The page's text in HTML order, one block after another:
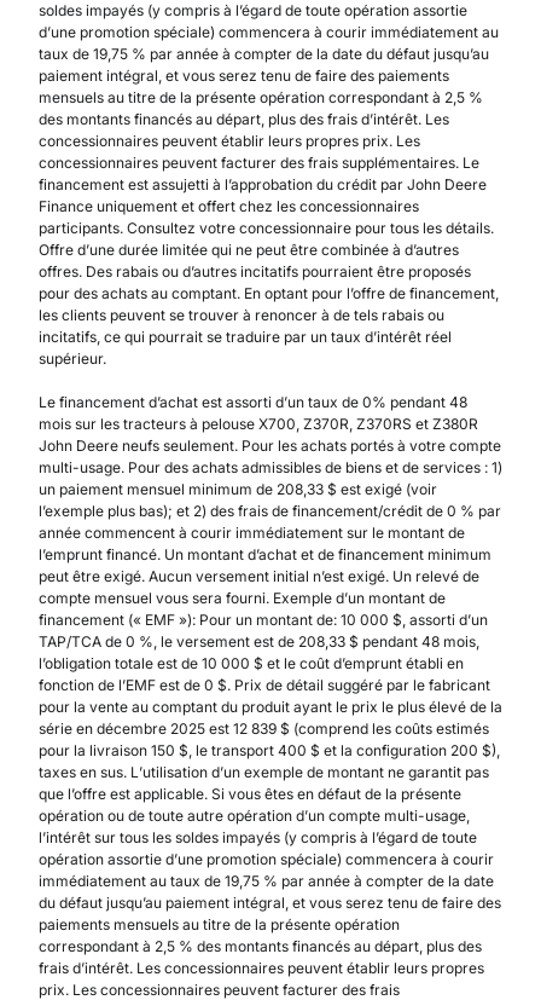
soldes impayés (y compris à l’égard de toute opération assortie
d’une promotion spéciale) commencera à courir immédiatement au
taux de 19,75 % par année à compter de la date du défaut jusqu’au
paiement intégral, et vous serez tenu de faire des paiements
mensuels au titre de la présente opération correspondant à 2,5 %
des montants financés au départ, plus des frais d’intérêt. Les
concessionnaires peuvent établir leurs propres prix. Les
concessionnaires peuvent facturer des frais supplémentaires. Le
financement est assujetti à l’approbation du crédit par John Deere
Finance uniquement et offert chez les concessionnaires
participants. Consultez votre concessionnaire pour tous les détails.
Offre d’une durée limitée qui ne peut être combinée à d’autres
offres. Des rabais ou d’autres incitatifs pourraient être proposés
pour des achats au comptant. En optant pour l’offre de financement,
les clients peuvent se trouver à renoncer à de tels rabais ou
incitatifs, ce qui pourrait se traduire par un taux d’intérêt réel
supérieur.
Le financement d’achat est assorti d’un taux de 0% pendant 48
mois sur les tracteurs à pelouse X700, Z370R, Z370RS et Z380R
John Deere neufs seulement. Pour les achats portés à votre compte
multi-usage. Pour des achats admissibles de biens et de services : 1)
un paiement mensuel minimum de 208,33 $ est exigé (voir
l’exemple plus bas); et 2) des frais de financement/crédit de 0 % par
année commencent à courir immédiatement sur le montant de
l’emprunt financé. Un montant d’achat et de financement minimum
peut être exigé. Aucun versement initial n’est exigé. Un relevé de
compte mensuel vous sera fourni. Exemple d’un montant de
financement (« EMF »): Pour un montant de: 10 000 $, assorti d’un
TAP/TCA de 0 %, le versement est de 208,33 $ pendant 48 mois,
l’obligation totale est de 10 000 $ et le coût d’emprunt établi en
fonction de l’EMF est de 0 $. Prix de détail suggéré par le fabricant
pour la vente au comptant du produit ayant le prix le plus élevé de la
série en décembre 2025 est 12 839 $ (comprend les coûts estimés
pour la livraison 150 $, le transport 400 $ et la configuration 200 $),
taxes en sus. L’utilisation d’un exemple de montant ne garantit pas
que l’offre est applicable. Si vous êtes en défaut de la présente
opération ou de toute autre opération d’un compte multi-usage,
l’intérêt sur tous les soldes impayés (y compris à l’égard de toute
opération assortie d’une promotion spéciale) commencera à courir
immédiatement au taux de 19,75 % par année à compter de la date
du défaut jusqu’au paiement intégral, et vous serez tenu de faire des
paiements mensuels au titre de la présente opération
correspondant à 2,5 % des montants financés au départ, plus des
frais d’intérêt. Les concessionnaires peuvent établir leurs propres
prix. Les concessionnaires peuvent facturer des frais